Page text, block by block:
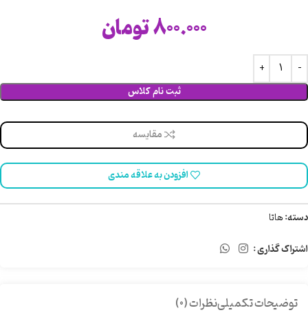
800.000تومان
ثبت نام کلاس
مقایسه
افزودن به علاقه مندی
دسته:هاتا
اشتراک گذاری :
توضیحات تکمیلینظرات (0)